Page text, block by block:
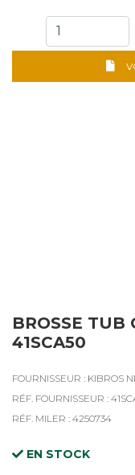
BROSSE TUB
41SCA50
FOURNISSEUR : KIBROS
RÉF. FOURNISSEUR :
RÉF. MILER : 4250734
EN STOCK